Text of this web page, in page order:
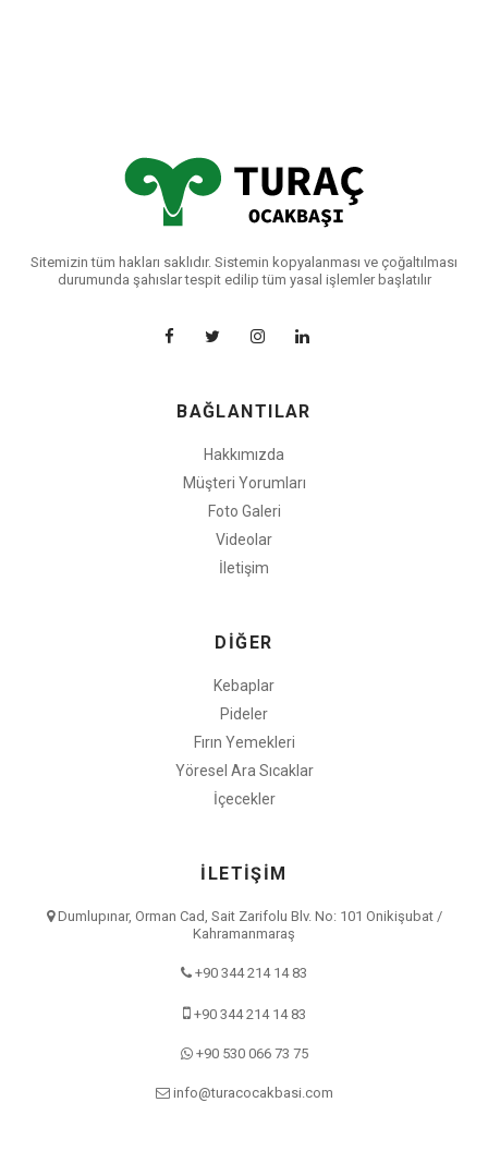
Sitemizin tüm hakları saklıdır. Sistemin kopyalanması ve çoğaltılması
durumunda şahıslar tespit edilip tüm yasal işlemler başlatılır
BAĞLANTILAR
Hakkımızda
Müşteri Yorumları
Foto Galeri
Videolar
İletişim
DİĞER
Kebaplar
Pideler
Fırın Yemekleri
Yöresel Ara Sıcaklar
İçecekler
İLETİŞİM
Dumlupınar, Orman Cad, Sait Zarifolu Blv. No: 101 Onikişubat /
Kahramanmaraş
+90 344 214 14 83
+90 344 214 14 83
+90 530 066 73 75
info@turacocakbasi.com